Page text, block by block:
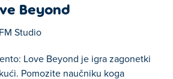
Beyond
FM Studio
Love Beyond je igra zagonetki
Pomozite naučniku koga